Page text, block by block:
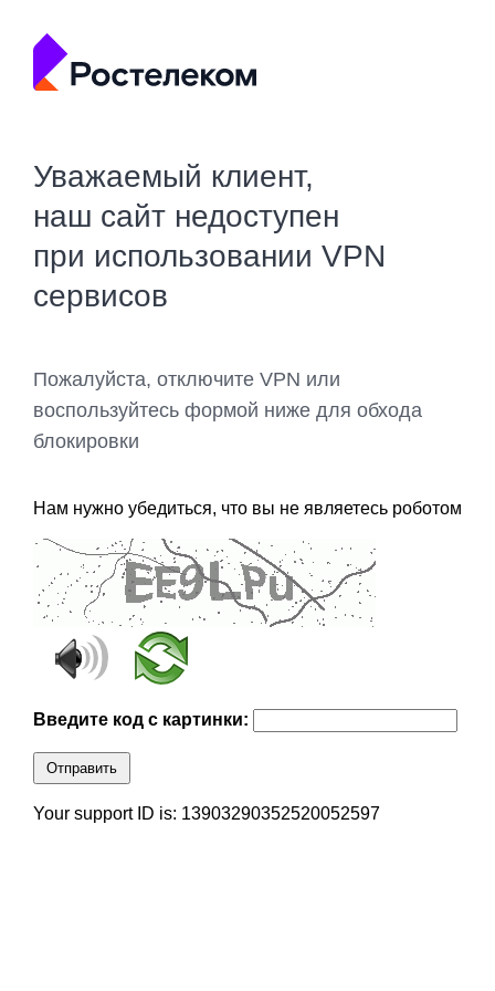
Уважаемый клиент,
наш сайт недоступен
при использовании VPN
сервисов
Пожалуйста, отключите VPN или
воспользуйтесь формой ниже для обхода
блокировки
Нам нужно убедиться, что вы не являетесь роботом
Введите код с картинки:
Отправить
Your support ID is: 13903290352520052597